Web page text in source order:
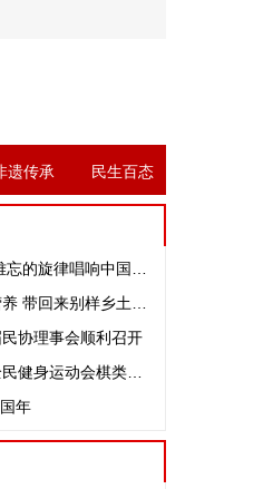
遗传承 民生百态
协理事会顺利召开
年